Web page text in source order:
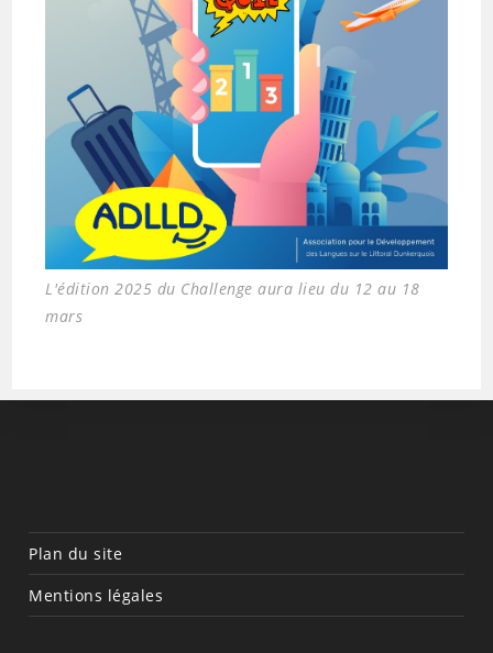
L'édition 2025 du Challenge aura lieu du 12 au 18
mars
Plan du site
Mentions légales